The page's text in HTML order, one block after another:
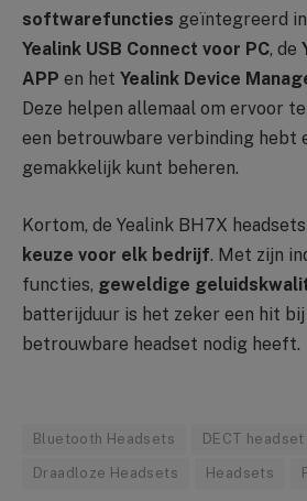
softwarefuncties geïntegreerd
Yealink USB Connect voor PC, de
APP en het Yealink Device
Deze helpen allemaal om ervoor
een betrouwbare verbinding hebt
gemakkelijk kunt beheren.
Kortom, de Yealink BH7X
keuze voor elk bedrijf. Met zijn
functies, geweldige
batterijduur is het zeker een hit bij
betrouwbare headset nodig heeft.
Bluetooth Headsets DECT headset
Draadloze Headsets Headsets